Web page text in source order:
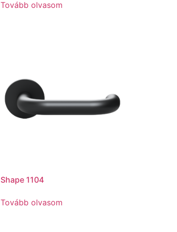
Tovább olvasom
Shape 1104
Tovább olvasom